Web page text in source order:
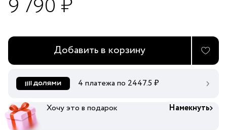
9 790 ₽
Добавить в корзину
4 платежа по 2447.5 ₽
Хочу это в подарок Намекнуть